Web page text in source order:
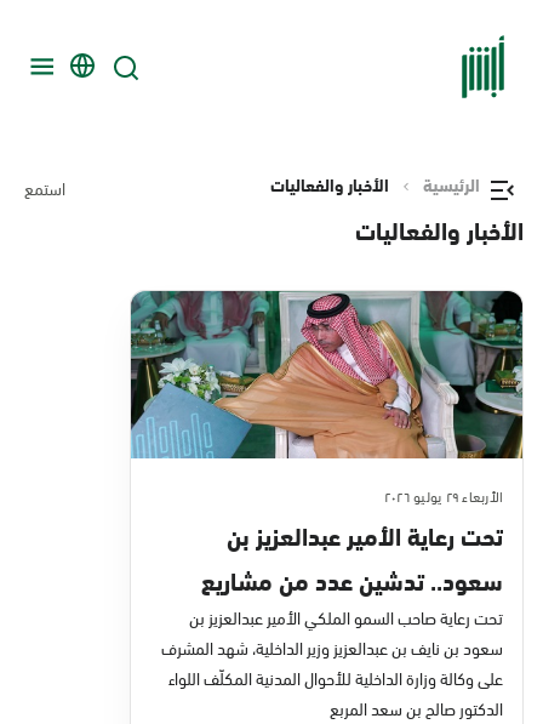
الرئيسية الأخبار والفعاليات استمع
الأخبار والفعاليات
الأربعاء ٢٩ يوليو ٢٠٢٦
تحت رعاية الأمير عبدالعزيز بن
سعود.. تدشين عدد من مشاريع
التحول الرقمي والخدمات الإلكترونية
للأحوال المدنية
تحت رعاية صاحب السمو الملكي الأمير عبدالعزيز بن
سعود بن نايف بن عبدالعزيز وزير الداخلية، شهد المشرف
على وكالة وزارة الداخلية للأحوال المدنية المكلّف اللواء
الدكتور صالح بن سعد المربع